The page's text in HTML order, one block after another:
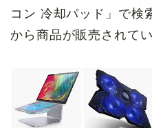
コン 冷却パッド」で検
から商品が販売されてい